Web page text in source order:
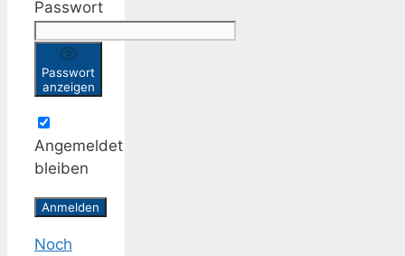
Passwort
Passwort
anzeigen
Angemeldet
bleiben
Noch